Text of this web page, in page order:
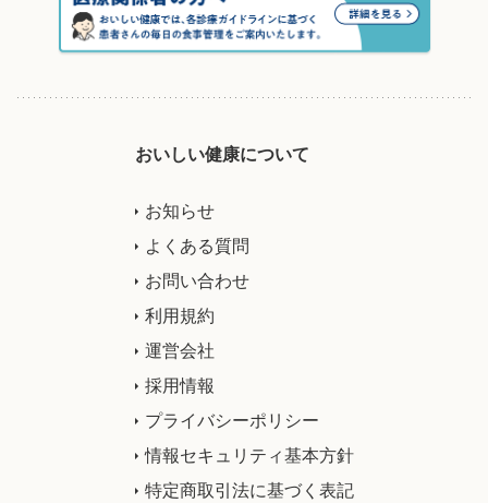
おいしい健康について
お知らせ
よくある質問
お問い合わせ
利用規約
運営会社
採用情報
プライバシーポリシー
情報セキュリティ基本方針
特定商取引法に基づく表記